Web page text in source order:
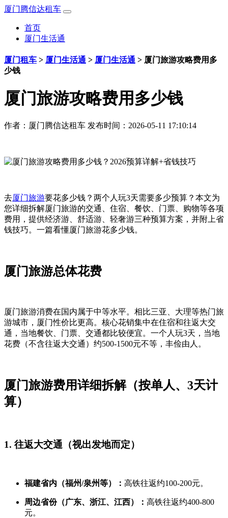
厦门腾信达租车
首页
厦门生活通
厦门租车 > 厦门生活通 > 厦门生活通 > 厦门旅游攻略费用多
少钱
厦门旅游攻略费用多少钱
作者： 厦门腾信达租车 发布时间：2026-05-11 17:10:14
去厦门旅游要花多少钱？两个人玩3天需要多少预算？本文为
您详细拆解厦门旅游的交通、住宿、餐饮、门票、购物等各项
费用，提供经济游、舒适游、轻奢游三种预算方案，并附上省
钱技巧。一篇看懂厦门旅游花多少钱。
厦门旅游总体花费
厦门旅游消费在国内属于中等水平。相比三亚、大理等热门旅
游城市，厦门性价比更高。核心花销集中在住宿和往返大交
通，当地餐饮、门票、交通都比较便宜。一个人玩3天，当地
花费（不含往返大交通）约500-1500元不等，丰俭由人。
厦门旅游费用详细拆解（按单人、3天计
算）
1. 往返大交通（视出发地而定）
福建省内（福州/泉州等）： 高铁往返约100-200元。
周边省份（广东、浙江、江西）： 高铁往返约400-800
元。